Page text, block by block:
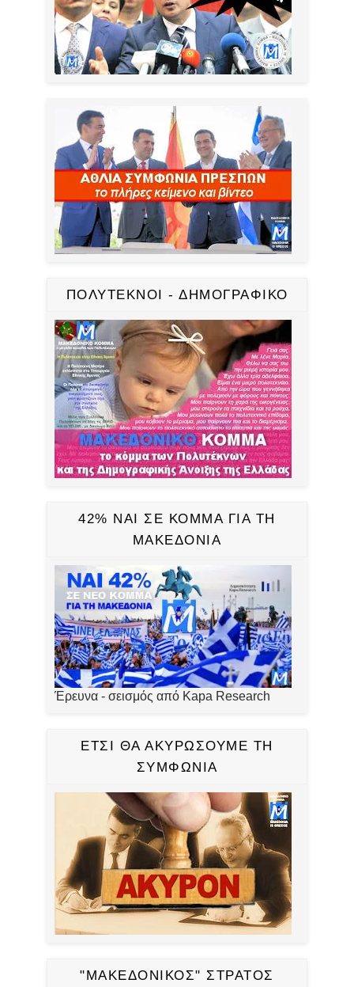
ΠΟΛΥΤΕΚΝΟΙ - ΔΗΜΟΓΡΑΦΙΚΟ
42% ΝΑΙ ΣΕ ΚΟΜΜΑ ΓΙΑ ΤΗ
ΜΑΚΕΔΟΝΙΑ
Έρευνα - σεισμός από Kapa Research
ΕΤΣΙ ΘΑ ΑΚΥΡΩΣΟΥΜΕ ΤΗ
ΣΥΜΦΩΝΙΑ
"ΜΑΚΕΔΟΝΙΚΟΣ" ΣΤΡΑΤΟΣ